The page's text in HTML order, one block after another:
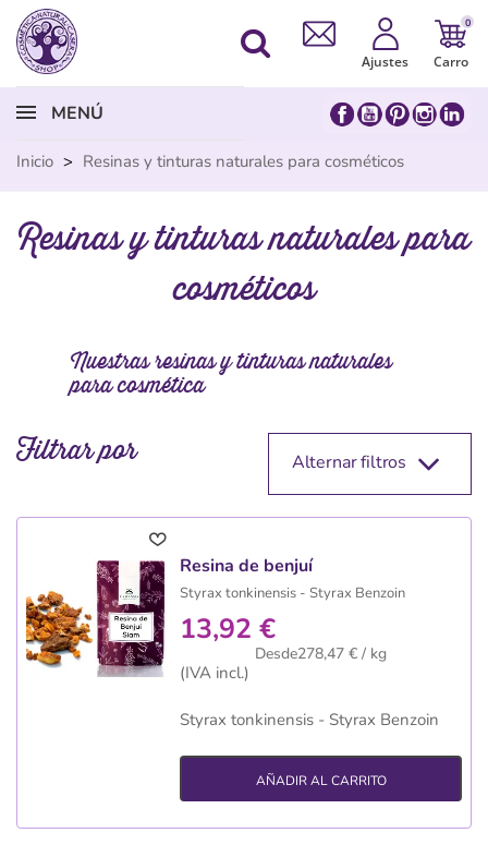
Ajustes
0
Carro
MENÚ
Inicio > Resinas y tinturas naturales para cosméticos
Resinas y tinturas naturales para
cosméticos
Nuestras resinas y tinturas naturales
para cosmética
Filtrar por Alternar filtros
Resina de benjuí
Styrax tonkinensis - Styrax Benzoin
13,92 €
Desde278,47 € / kg
(IVA incl.)
Styrax tonkinensis - Styrax Benzoin
AÑADIR AL CARRITO